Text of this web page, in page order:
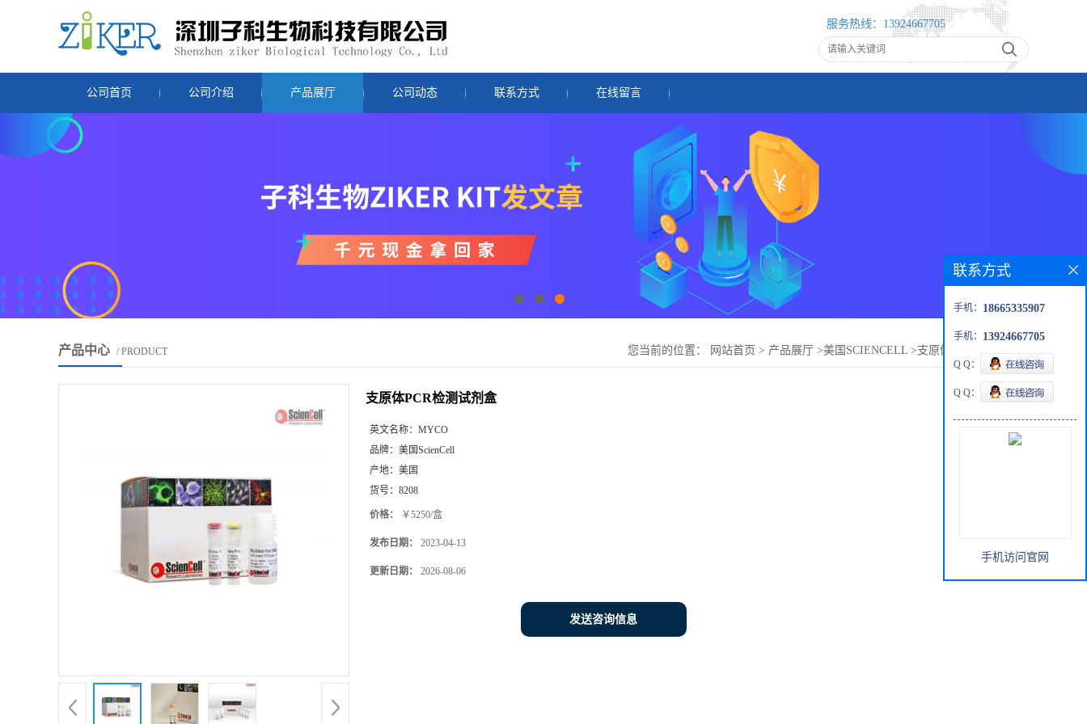
服务热线： 13924667705
公司首页 公司介绍 产品展厅 公司动态 联系方式 在线留言
产品中心 / PRODUCT 您当前的位置： 网站首页 > 产品展厅 >美国SCIENCELL >支原体PCR检测试剂盒
支原体PCR检测试剂盒
英文名称： MYCO
品牌： 美国ScienCell
产地： 美国
货号： 8208
价格： ￥5250/盒
发布日期： 2023-04-13
更新日期： 2026-08-06
发送咨询信息
联系方式
手机： 18665335907
手机： 13924667705
Q Q：
Q Q：
手机访问官网